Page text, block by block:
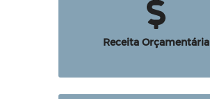
Receita Orçamentária